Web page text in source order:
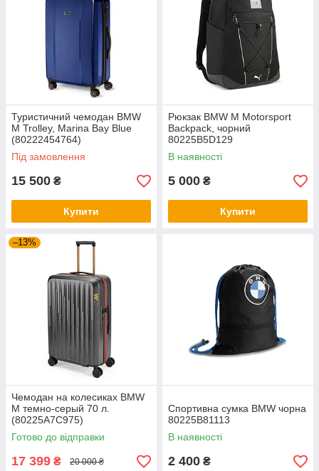
Туриcтичний чемодан BMW
M Trolley, Marina Bay Blue
(80222454764)
Під замовлення
15 500 ₴
Купити
Рюкзак BMW M Motorsport
Backpack, чорний
80225B5D129
В наявності
5 000 ₴
Купити
–13%
Чемодан на колесиках BMW
M темно-серый 70 л.
(80225A7C975)
Готово до відправки
17 399 ₴ 20 000 ₴
Спортивна сумка BMW чорна
80225B81113
В наявності
2 400 ₴